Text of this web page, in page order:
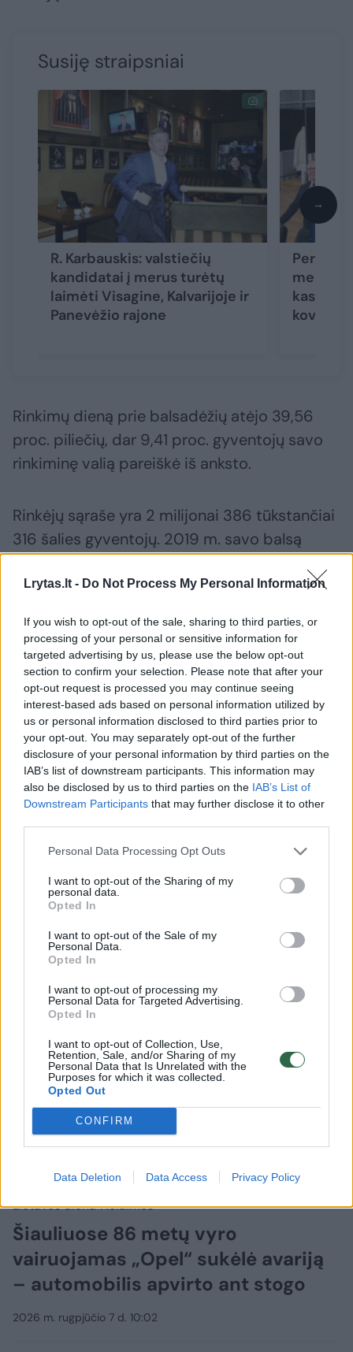
Lrytas.lt - Do Not Process My Personal Information
If you wish to opt-out of the sale, sharing to third parties, or
processing of your personal or sensitive information for
targeted advertising by us, please use the below opt-out
section to confirm your selection. Please note that after your
opt-out request is processed you may continue seeing
interest-based ads based on personal information utilized by
us or personal information disclosed to third parties prior to
your opt-out. You may separately opt-out of the further
disclosure of your personal information by third parties on the
IAB’s list of downstream participants. This information may
also be disclosed by us to third parties on the IAB’s List of
Downstream Participants that may further disclose it to other
Personal Data Processing Opt Outs
I want to opt-out of the Sharing of my
personal data.
Opted In
I want to opt-out of the Sale of my
Personal Data.
Opted In
I want to opt-out of processing my
Personal Data for Targeted Advertising.
Opted In
I want to opt-out of Collection, Use,
Retention, Sale, and/or Sharing of my
Personal Data that Is Unrelated with the
Purposes for which it was collected.
Opted Out
CONFIRM
Data Deletion Data Access Privacy Policy
Susiję straipsniai
R. Karbauskis: valstiečių
kandidatai į merus turėtų
laimėti Visagine, Kalvarijoje ir
Panevėžio rajone
Per
merų
kas jau
kovoti
→
Rinkimų dieną prie balsadėžių atėjo 39,56
proc. piliečių, dar 9,41 proc. gyventojų savo
rinkiminę valią pareiškė iš anksto.
Rinkėjų sąraše yra 2 milijonai 386 tūkstančiai
316 šalies gyventojų. 2019 m. savo balsą
47,8 proc. piliečių.
Vilija Blinkevičiūtė
Lietuvos socialdemokratų partija (LSDP)
Vitalijus Mitrofanovas
Rodyti daugiau žymių
Komentuoti po šiuo straipsniu
Komentuoti gali tik Lrytas registruoti vartotojai.
Prisijunkite prie registruotų vartotojų
bendruomenės ir bendraukite komentaruose!
Rodyti komentarus
Lietuvos diena Nelaimės
Šiauliuose 86 metų vyro
vairuojamas „Opel“ sukėlė avariją
– automobilis apvirto ant stogo
2026 m. rugpjūčio 7 d. 10:02